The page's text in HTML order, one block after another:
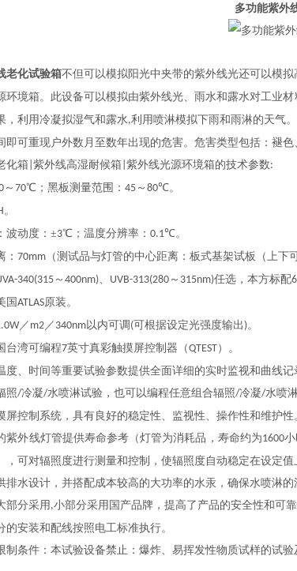
多功能紫外
老化试验箱不但可以模拟阳光中夹带的紫外线光还可以模
环境箱。此设备可以模拟由紫外线光、雨水和露水对工业
，利用冷凝拟湿气和露水,利用喷淋模拟下雨和雨淋的天气
即可重现户外数月至数年出现的危害。危害类型包括：褪
化箱 紫外线高湿耐候箱 紫外线光源环境箱的技术参数:
～ 70℃；黑板测量范围： 45 ～ 80℃。
。
波动度： ±3℃；温度分辨率： 0.1℃。
： 70mm （测试品与灯管的中心距离：板式基架试板（上下
340(315 ～ 400nm)、 UVB-313(280 ～ 315nm)任选，本方标配6
国 ATLAS原装。
／ m2／ 340nm以内可调 (可根据设定光强度输出 )。
台湾可编程7英寸真彩触摸屏控制器（QTEST）。
度、时间等重要试验参数提供全面详细的实时监视和曲线
照/冷凝/水喷淋试验，也可以编程任意组合辐照/冷凝/水喷
屏控制系统，具有良好的稳定性、监视性、操作性和维护性
紫外线灯管提供寿命参考（灯管为消耗品，寿命约为1600
，可对辐照度进行测量和控制，使辐照度自动稳定在设定值
排水设计，并搭配成本较高的大功率的水汞，确保水喷淋的
部分采用 ,小部分采用国产品牌，提高了产品的安全性和可
的安装和配线按照电工标准执行。
制条件：本试验设备禁止：爆炸、易挥发性物质试样的试验